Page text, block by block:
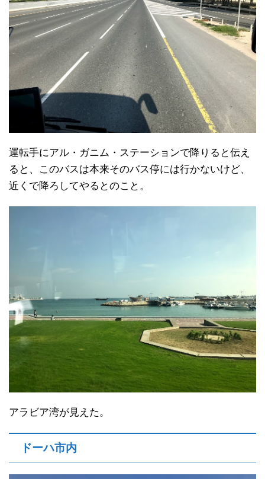
運転手にアル・ガニム・ステーションで降りると伝え
ると、このバスは本来そのバス停には行かないけど、
近くで降ろしてやるとのこと。
アラビア湾が見えた。
ドーハ市内